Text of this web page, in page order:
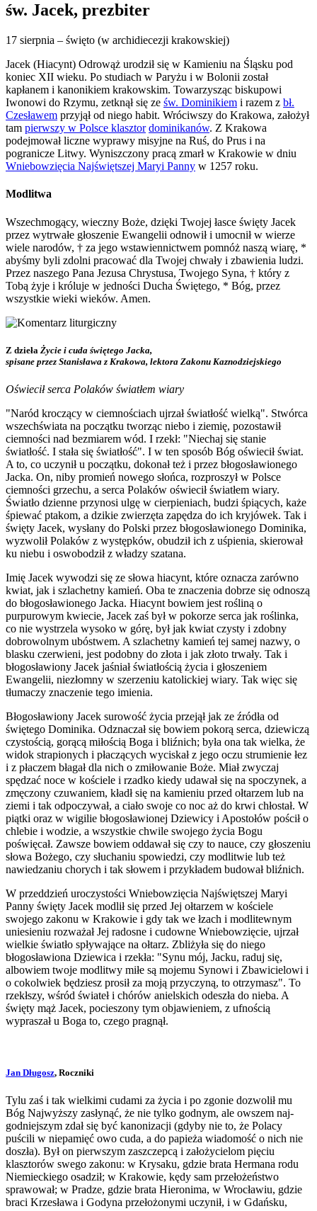
św. Jacek, prezbiter
17 sierpnia – święto (w archidiecezji krakowskiej)
Jacek (Hiacynt) Odrowąż urodził się w Kamieniu na Śląsku pod
koniec XII wieku. Po studiach w Paryżu i w Bolonii został
kapłanem i kanonikiem krakowskim. Towarzysząc biskupowi
Iwonowi do Rzymu, zetknął się ze św. Dominikiem i razem z bł.
Czesławem przyjął od niego habit. Wróciwszy do Krakowa, założył
tam pierwszy w Polsce klasztor dominikanów. Z Krakowa
podejmował liczne wyprawy misyjne na Ruś, do Prus i na
pogranicze Litwy. Wyniszczony pracą zmarł w Krakowie w dniu
Wniebowzięcia Najświętszej Maryi Panny w 1257 roku.
Modlitwa
Wszechmogący, wieczny Boże, dzięki Twojej łasce święty Jacek
przez wytrwałe głoszenie Ewangelii odnowił i umocnił w wierze
wiele narodów, † za jego wstawiennictwem pomnóż naszą wiarę, *
abyśmy byli zdolni pracować dla Twojej chwały i zbawienia ludzi.
Przez naszego Pana Jezusa Chrystusa, Twojego Syna, † który z
Tobą żyje i króluje w jedności Ducha Świętego, * Bóg, przez
wszystkie wieki wieków. Amen.
Z dzieła Życie i cuda świętego Jacka,
spisane przez Stanisława z Krakowa, lektora Zakonu Kaznodziejskiego
Oświecił serca Polaków światłem wiary
"Naród kroczący w ciemnościach ujrzał światłość wielką". Stwórca
wszechświata na początku tworząc niebo i ziemię, pozostawił
ciemności nad bezmiarem wód. I rzekł: "Niechaj się stanie
światłość. I stała się światłość". I w ten sposób Bóg oświecił świat.
A to, co uczynił u początku, dokonał też i przez błogosławionego
Jacka. On, niby promień nowego słońca, rozproszył w Polsce
ciemności grzechu, a serca Polaków oświecił światłem wiary.
Światło dzienne przynosi ulgę w cierpieniach, budzi śpiących, każe
śpiewać ptakom, a dzikie zwierzęta zapędza do ich kryjówek. Tak i
święty Jacek, wysłany do Polski przez błogosławionego Dominika,
wyzwolił Polaków z występków, obudził ich z uśpienia, skierował
ku niebu i oswobodził z władzy szatana.
Imię Jacek wywodzi się ze słowa hiacynt, które oznacza zarówno
kwiat, jak i szlachetny kamień. Oba te znaczenia dobrze się odnoszą
do błogosławionego Jacka. Hiacynt bowiem jest rośliną o
purpurowym kwiecie, Jacek zaś był w pokorze serca jak roślinka,
co nie wystrzela wysoko w górę, był jak kwiat czysty i zdobny
dobrowolnym ubóstwem. A szlachetny kamień tej samej nazwy, o
blasku czerwieni, jest podobny do złota i jak złoto trwały. Tak i
błogosławiony Jacek jaśniał światłością życia i głoszeniem
Ewangelii, niezłomny w szerzeniu katolickiej wiary. Tak więc się
tłumaczy znaczenie tego imienia.
Błogosławiony Jacek surowość życia przejął jak ze źródła od
świętego Dominika. Odznaczał się bowiem pokorą serca, dziewiczą
czystością, gorącą miłością Boga i bliźnich; była ona tak wielka, że
widok strapionych i płaczących wyciskał z jego oczu strumienie łez
i z płaczem błagał dla nich o zmiłowanie Boże. Miał zwyczaj
spędzać noce w kościele i rzadko kiedy udawał się na spoczynek, a
zmęczony czuwaniem, kładł się na kamieniu przed ołtarzem lub na
ziemi i tak odpoczywał, a ciało swoje co noc aż do krwi chłostał. W
piątki oraz w wigilie błogosławionej Dziewicy i Apostołów pościł o
chlebie i wodzie, a wszystkie chwile swojego życia Bogu
poświęcał. Zawsze bowiem oddawał się czy to nauce, czy głoszeniu
słowa Bożego, czy słuchaniu spowiedzi, czy modlitwie lub też
nawiedzaniu chorych i tak słowem i przykładem budował bliźnich.
W przeddzień uroczystości Wniebowzięcia Najświętszej Maryi
Panny święty Jacek modlił się przed Jej ołtarzem w kościele
swojego zakonu w Krakowie i gdy tak we łzach i modlitewnym
uniesieniu rozważał Jej radosne i cudowne Wniebowzięcie, ujrzał
wielkie światło spływające na ołtarz. Zbliżyła się do niego
błogosławiona Dziewica i rzekła: "Synu mój, Jacku, raduj się,
albowiem twoje modlitwy miłe są mojemu Synowi i Zbawicielowi i
o cokolwiek będziesz prosił za moją przyczyną, to otrzymasz". To
rzekłszy, wśród świateł i chórów anielskich odeszła do nieba. A
święty mąż Jacek, pocieszony tym objawieniem, z ufnością
wypraszał u Boga to, czego pragnął.
Jan Długosz, Roczniki
Tylu zaś i tak wielkimi cudami za życia i po zgonie dozwolił mu
Bóg Najwyższy zasłynąć, że nie tylko godnym, ale owszem naj­
godniejszym zdał się być kanonizacji (gdyby nie to, że Polacy
puścili w niepamięć owo cuda, a do papieża wiadomość o nich nie
doszła). Był on pierwszym zaszczepcą i założycielom pięciu
klasztorów swego zakonu: w Kry­saku, gdzie brata Hermana rodu
Niemieckiego osadził; w Krakowie, kędy sam przełożeństwo
sprawował; w Pradze, gdzie brata Hiero­nima, w Wrocławiu, gdzie
braci Krzesława i Godyna przełożonymi uczynił, i w Gdańsku,